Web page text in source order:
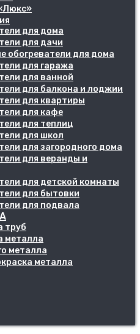
для дома
для дачи
обогреватели для дома
для гаража
для ванной
для балкона и лоджии
для квартиры
для кафе
для теплиц
для школ
для загородного дома
для веранды и
для детской комнаты
для бытовки
для подвала
труб
металла
металла
металла